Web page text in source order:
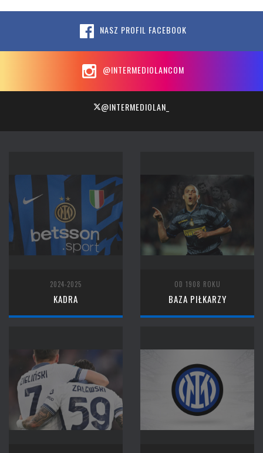
NASZ PROFIL FACEBOOK
@INTERMEDIOLANCOM
@INTERMEDIOLAN_
2024-2025
KADRA
OD 1908 ROKU
BAZA PIŁKARZY